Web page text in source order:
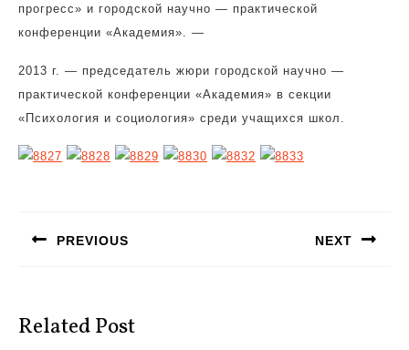
прогресс» и городской научно — практической
конференции «Академия». —
2013 г. — председатель жюри городской научно —
практической конференции «Академия» в секции
«Психология и социология» среди учащихся школ.
записям
PREVIOUS NEXT
Related Post